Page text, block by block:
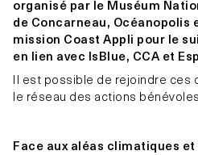
organisé par le Muséum
de Concarneau, Océanopolis
mission Coast Appli pour le
en lien avec IsBlue, CCA et
Il est possible de rejoindre ces
le réseau des actions
Face aux aléas climatiques et